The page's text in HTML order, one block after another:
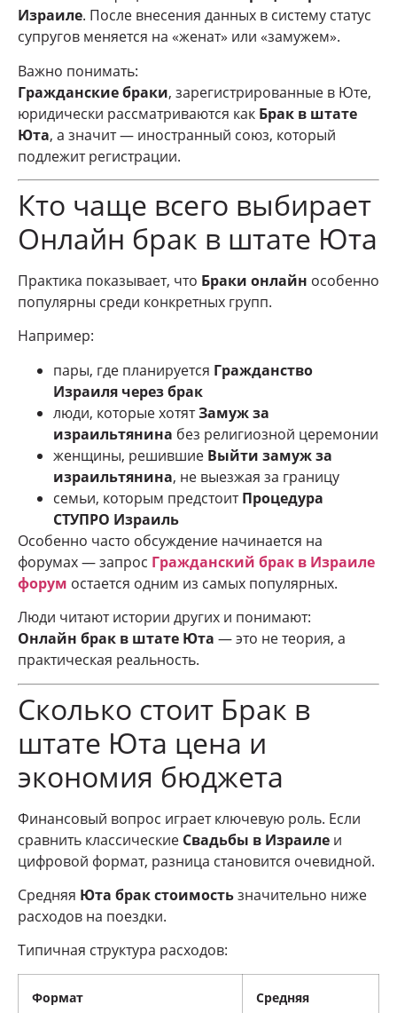
Израиле. После внесения данных в систему статус
супругов меняется на «женат» или «замужем».
Важно понимать:
Гражданские браки, зарегистрированные в Юте,
юридически рассматриваются как Брак в штате
Юта, а значит — иностранный союз, который
подлежит регистрации.
Кто чаще всего выбирает
Онлайн брак в штате Юта
Практика показывает, что Браки онлайн особенно
популярны среди конкретных групп.
Например:
пары, где планируется Гражданство
Израиля через брак
люди, которые хотятЗамуж за
израильтянина без религиозной церемонии
женщины, решившие Выйти замуж за
израильтянина, не выезжая за границу
семьи, которым предстоитПроцедура
СТУПРО Израиль
Особенно часто обсуждение начинается на
форумах — запрос Гражданский брак в Израиле
форум остается одним из самых популярных.
Люди читают истории других и понимают:
Онлайн брак в штате Юта — это не теория, а
практическая реальность.
Сколько стоит Брак в
штате Юта цена и
экономия бюджета
Финансовый вопрос играет ключевую роль. Если
сравнить классические Свадьбы в Израиле и
цифровой формат, разница становится очевидной.
Средняя Юта брак стоимостьзначительно ниже
расходов на поездки.
Типичная структура расходов:
Формат
Средняя